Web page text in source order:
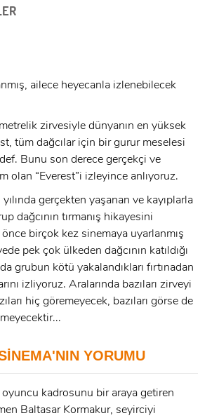
ailece heyecanla izlenebilecek
zirvesiyle dünyanın en yüksek
tüm dağcılar için bir gurur meselesi
Bunu son derece gerçekçi ve
olan “Everest”i izleyince anlıyoruz.
gerçekten yaşanan ve kayıplarla
dağcının tırmanış hikayesini
birçok kez sinemaya uyarlanmış
pek çok ülkeden dağcının katıldığı
grubun kötü yakalandıkları fırtınadan
izliyoruz. Aralarında bazıları zirveyi
hiç göremeyecek, bazıları görse de
YORUMU
oyuncu kadrosunu bir araya getiren
Baltasar Kormakur, seyirciyi